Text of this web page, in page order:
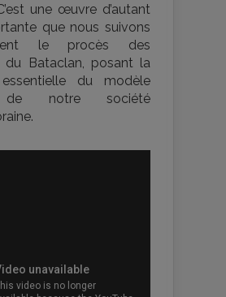
une œuvre d’autant
que nous suivons
le procès des
du Bataclan, posant la
du modèle
de notre société